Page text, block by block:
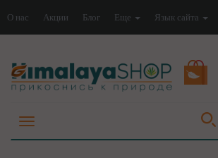
О нас Акции Блог Еще Язык сайта